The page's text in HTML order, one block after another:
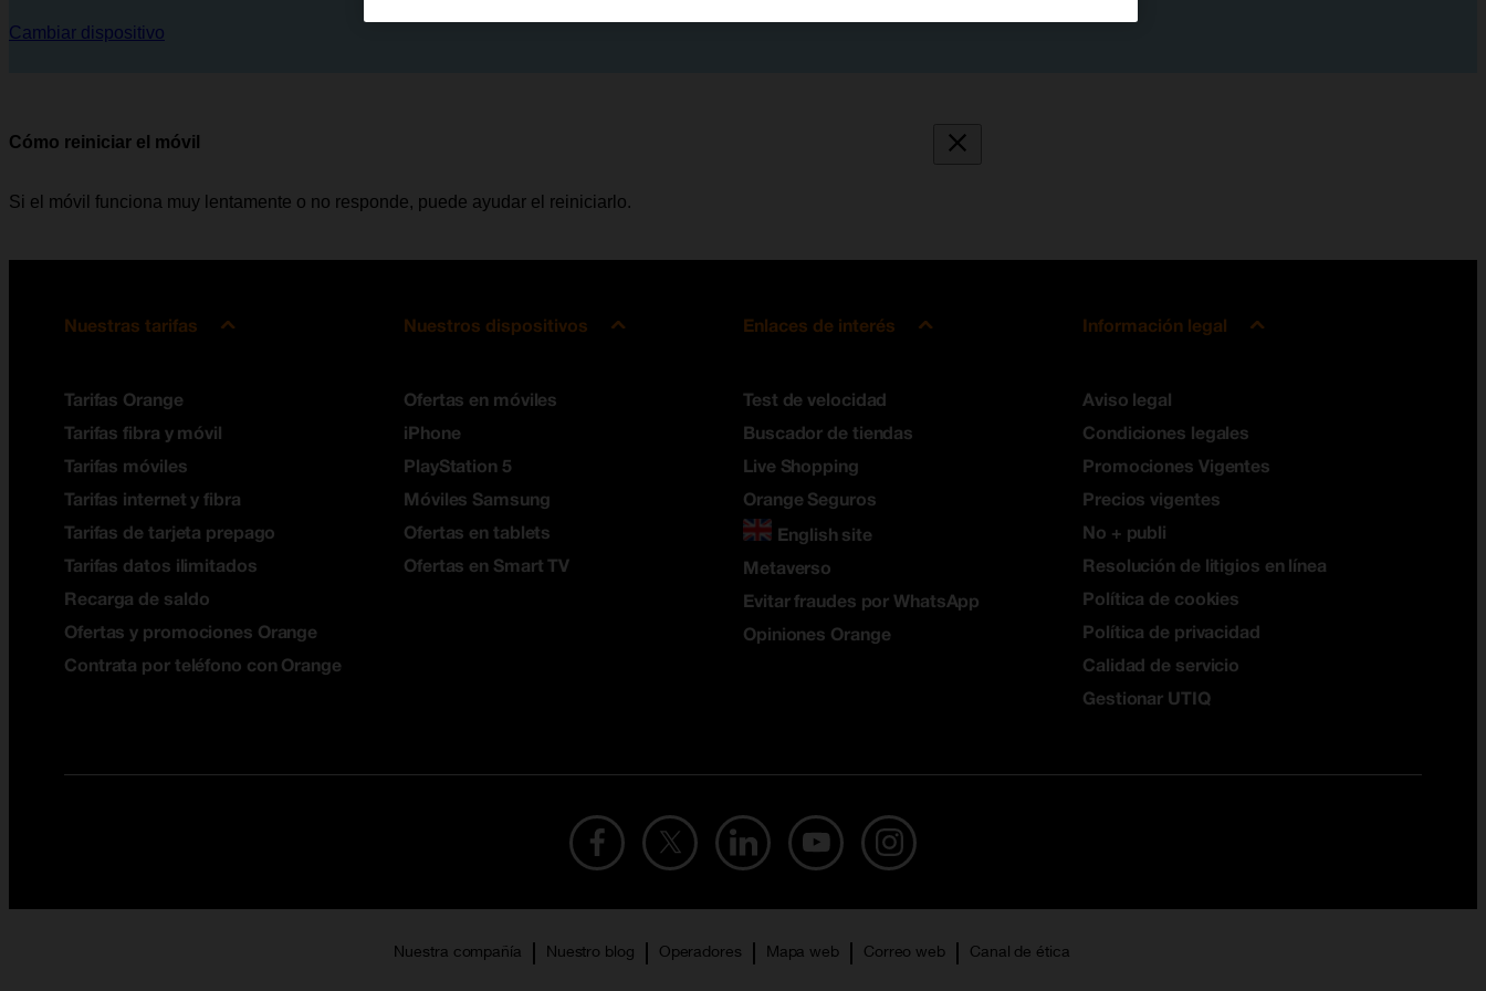
Cambiar dispositivo
Cómo reiniciar el móvil
Si el móvil funciona muy lentamente o no responde, puede ayudar el reiniciarlo.
Nuestras tarifas
Tarifas Orange
Tarifas fibra y móvil
Tarifas móviles
Tarifas internet y fibra
Tarifas de tarjeta prepago
Tarifas datos ilimitados
Recarga de saldo
Ofertas y promociones Orange
Contrata por teléfono con Orange
Nuestros dispositivos
Ofertas en móviles
iPhone
PlayStation 5
Móviles Samsung
Ofertas en tablets
Ofertas en Smart TV
Enlaces de interés
Test de velocidad
Buscador de tiendas
Live Shopping
Orange Seguros
English site
Metaverso
Evitar fraudes por WhatsApp
Opiniones Orange
Información legal
Aviso legal
Condiciones legales
Promociones Vigentes
Precios vigentes
No + publi
Resolución de litigios en línea
Política de cookies
Política de privacidad
Calidad de servicio
Gestionar UTIQ
Nuestra compañía Nuestro blog Operadores Mapa web Correo web Canal de ética